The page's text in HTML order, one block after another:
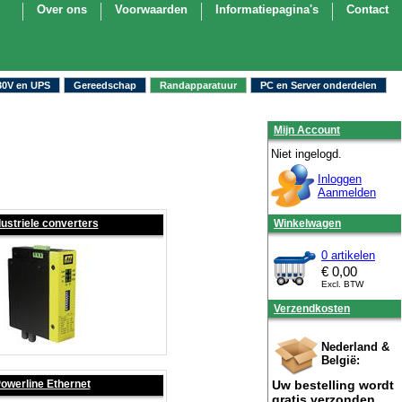
Contact
Informatiepagina's
Voorwaarden
Over ons
en UPS Gereedschap Randapparatuur PC en Server onderdelen
converters
Ethernet
Mijn Account
Niet ingelogd.
Inloggen
Aanmelden
Winkelwagen
0 artikelen
€ 0,00
Excl. BTW
Verzendkosten
Nederland &
België:
Uw bestelling wordt